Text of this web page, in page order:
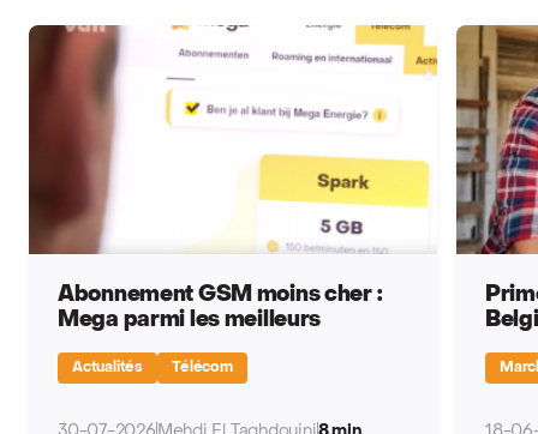
Abonnement GSM moins cher :
Mega parmi les meilleurs
Actualités Télécom